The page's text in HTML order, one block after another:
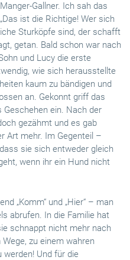
Gallner. Ich sah das
ist die Richtige! Wer sich
Sturköpfe sind, der schafft
getan. Bald schon war nach
und Lucy die erste
wie sich herausstellte
kaum zu bändigen und
an. Gekonnt griff das
Geschehen ein. Nach der
gezähmt und es gab
Art mehr. Im Gegenteil –
sie sich entweder gleich
wenn ihr ein Hund nicht
„Komm“ und „Hier“ – man
abrufen. In die Familie hat
schnappt nicht mehr nach
zu einem wahren
werden! Und für die